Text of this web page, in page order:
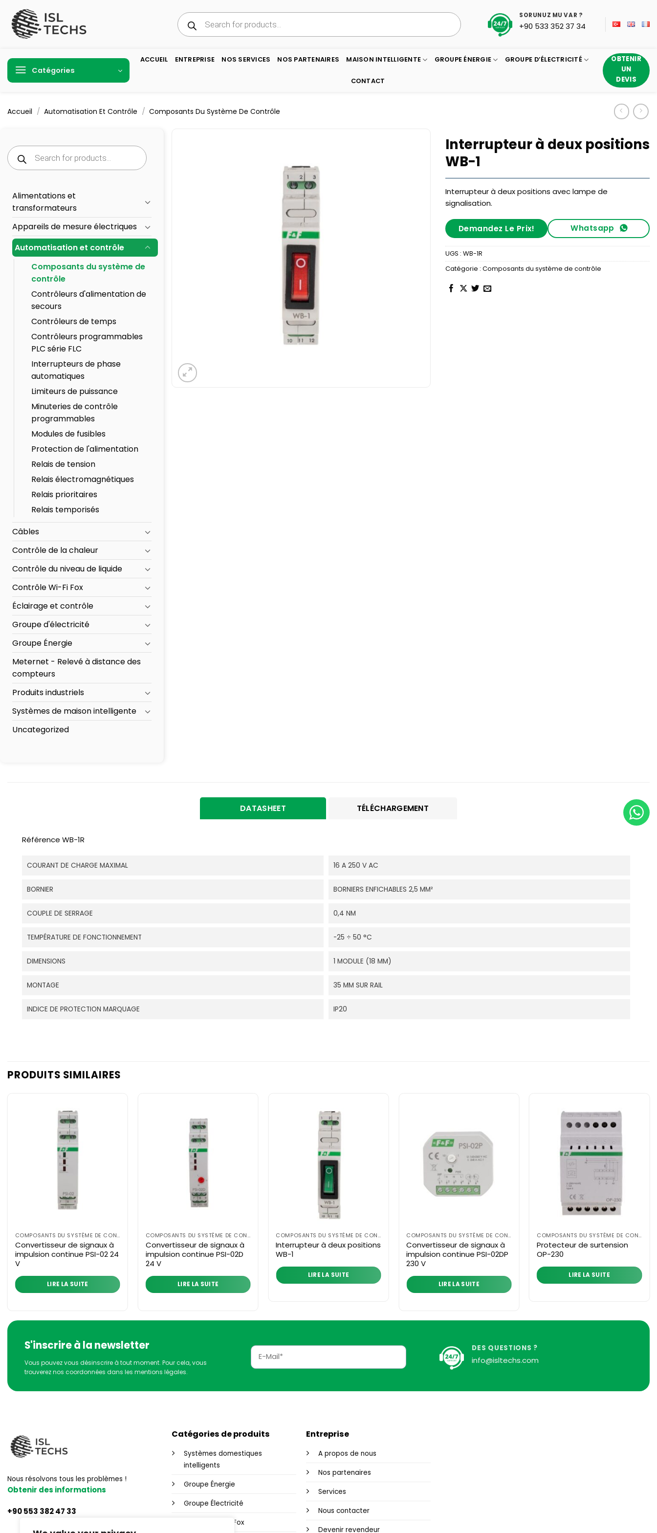
contenu
Recherche
de
produits
SORUNUZ MU VAR ?
+90 533 352 37 34
Catégories
ACCUEIL ENTREPRISE NOS SERVICES NOS PARTENAIRES MAISON INTELLIGENTE GROUPE ÉNERGIE GROUPE D’ÉLECTRICITÉ
CONTACT
OBTENIR
UN
DEVIS
Accueil / Automatisation Et Contrôle / Composants Du Système De Contrôle
Interrupteur à deux positions
WB-1
Interrupteur à deux positions avec lampe de
signalisation.
Demandez Le Prix! Whatsapp
UGS : WB-1R
Catégorie : Composants du système de contrôle
Recherche
de
produits
Alimentations et
transformateurs
Appareils de mesure électriques
Automatisation et contrôle
Composants du système de
contrôle
Contrôleurs d'alimentation de
secours
Contrôleurs de temps
Contrôleurs programmables
PLC série FLC
Interrupteurs de phase
automatiques
Limiteurs de puissance
Minuteries de contrôle
programmables
Modules de fusibles
Protection de l'alimentation
Relais de tension
Relais électromagnétiques
Relais prioritaires
Relais temporisés
Câbles
Contrôle de la chaleur
Contrôle du niveau de liquide
Contrôle Wi-Fi Fox
Éclairage et contrôle
Groupe d'électricité
Groupe Énergie
Meternet - Relevé à distance des
compteurs
Produits industriels
Systèmes de maison intelligente
Uncategorized
DATASHEET TÉLÉCHARGEMENT
Référence WB-1R
COURANT DE CHARGE MAXIMAL 16 A 250 V AC
BORNIER BORNIERS ENFICHABLES 2,5 MM²
COUPLE DE SERRAGE 0,4 NM
TEMPÉRATURE DE FONCTIONNEMENT -25 ÷ 50 °C
DIMENSIONS 1 MODULE (18 MM)
MONTAGE 35 MM SUR RAIL
INDICE DE PROTECTION MARQUAGE IP20
PRODUITS SIMILAIRES
COMPOSANTS DU SYSTÈME DE CONTRÔLE
Convertisseur de signaux à
impulsion continue PSI-02 24
V
LIRE LA SUITE
COMPOSANTS DU SYSTÈME DE CONTRÔLE
Convertisseur de signaux à
impulsion continue PSI-02D
24 V
LIRE LA SUITE
COMPOSANTS DU SYSTÈME DE CONTRÔLE
Interrupteur à deux positions
WB-1
LIRE LA SUITE
COMPOSANTS DU SYSTÈME DE CONTRÔLE
Convertisseur de signaux à
impulsion continue PSI-02DP
230 V
LIRE LA SUITE
COMPOSANTS DU SYSTÈME DE CONTRÔLE
Protecteur de surtension
OP-230
LIRE LA SUITE
S'inscrire à la newsletter
Vous pouvez vous désinscrire à tout moment. Pour cela, vous
trouverez nos coordonnées dans les mentions légales.
DES QUESTIONS ?
info@isltechs.com
Nous résolvons tous les problèmes !
Obtenir des informations
+90 553 382 47 33
Catégories de produits
Systèmes domestiques
intelligents
Groupe Énergie
Groupe Électricité
Contrôle Wi-Fi Fox
Entreprise
A propos de nous
Nos partenaires
Services
Nous contacter
Devenir revendeur